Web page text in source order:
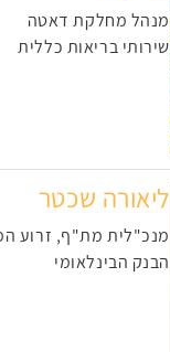
מנהל מחלקת דאטה
שירותי בריאות כללית
ליאורה שכטר
מנכ"לית מת"ף, זרוע
הבנק הבינלאומי